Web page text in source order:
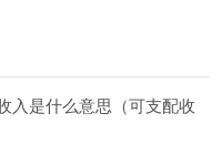
入是什么意思（可支配收